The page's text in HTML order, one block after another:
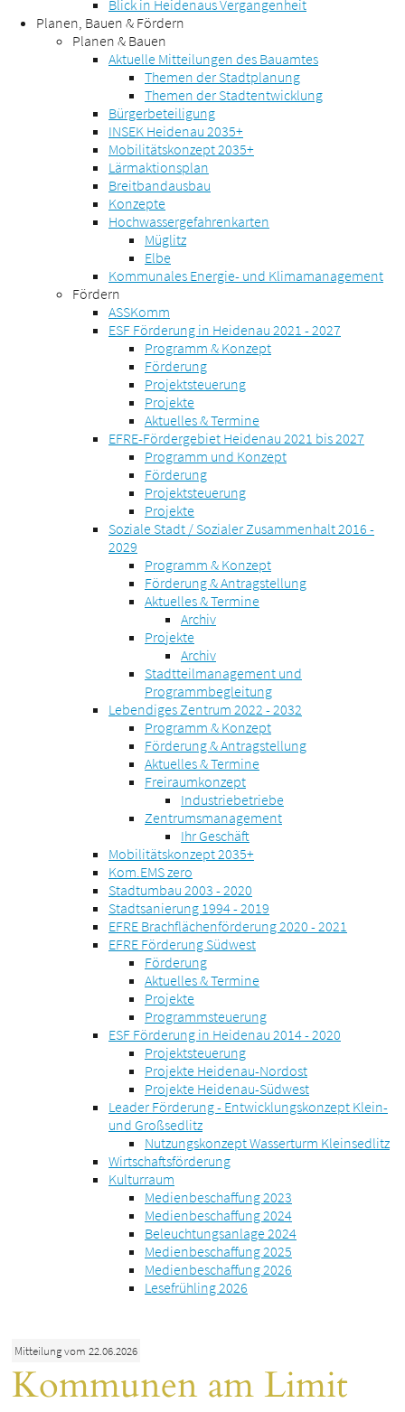
Blick in Heidenaus Vergangenheit
Planen, Bauen & Fördern
Planen & Bauen
Aktuelle Mitteilungen des Bauamtes
Themen der Stadtplanung
Themen der Stadtentwicklung
Bürgerbeteiligung
INSEK Heidenau 2035+
Mobilitätskonzept 2035+
Lärmaktionsplan
Breitbandausbau
Konzepte
Hochwassergefahrenkarten
Müglitz
Elbe
Kommunales Energie- und Klimamanagement
Fördern
ASSKomm
ESF Förderung in Heidenau 2021 - 2027
Programm & Konzept
Förderung
Projektsteuerung
Projekte
Aktuelles & Termine
EFRE-Fördergebiet Heidenau 2021 bis 2027
Programm und Konzept
Förderung
Projektsteuerung
Projekte
Soziale Stadt / Sozialer Zusammenhalt 2016 -
2029
Programm & Konzept
Förderung & Antragstellung
Aktuelles & Termine
Archiv
Projekte
Archiv
Stadtteilmanagement und
Programmbegleitung
Lebendiges Zentrum 2022 - 2032
Programm & Konzept
Förderung & Antragstellung
Aktuelles & Termine
Freiraumkonzept
Industriebetriebe
Zentrumsmanagement
Ihr Geschäft
Mobilitätskonzept 2035+
Kom.EMS zero
Stadtumbau 2003 - 2020
Stadtsanierung 1994 - 2019
EFRE Brachflächenförderung 2020 - 2021
EFRE Förderung Südwest
Förderung
Aktuelles & Termine
Projekte
Programmsteuerung
ESF Förderung in Heidenau 2014 - 2020
Projektsteuerung
Projekte Heidenau-Nordost
Projekte Heidenau-Südwest
Leader Förderung - Entwicklungskonzept Klein-
und Großsedlitz
Nutzungskonzept Wasserturm Kleinsedlitz
Wirtschaftsförderung
Kulturraum
Medienbeschaffung 2023
Medienbeschaffung 2024
Beleuchtungsanlage 2024
Medienbeschaffung 2025
Medienbeschaffung 2026
Lesefrühling 2026
Mitteilung vom 22.06.2026
Kommunen am Limit